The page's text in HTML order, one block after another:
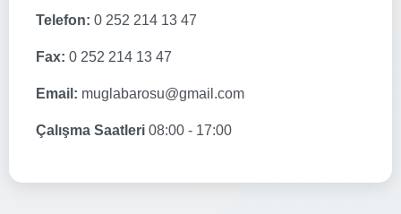
Telefon: 0 252 214 13 47
Fax: 0 252 214 13 47
Email: muglabarosu@gmail.com
Çalışma Saatleri 08:00 - 17:00